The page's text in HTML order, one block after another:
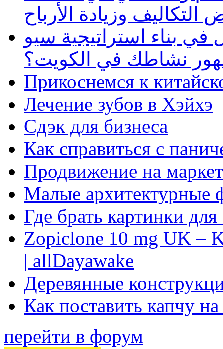
وزيادة الأرباح
بناء استراتيجية سيو
نشاطك في الكويت؟
Прикоснемся к
Лечение зубов в Хэйхэ
Сдэк для бизнеса
Как справиться с
Продвижение на
Малые архитектурные
Где брать картинки
Zopiclone 10 mg UK –
| allDayawake
Деревянные
Как поставить капчу
перейти в форум